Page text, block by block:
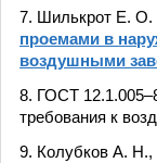
7. Шилькрот Е. О.
проемами в
воздушными
8. ГОСТ
требования к
9. Колубков А.